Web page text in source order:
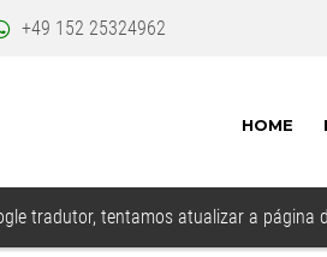
+49 152 25324962
HOME
tradutor, tentamos atualizar a página